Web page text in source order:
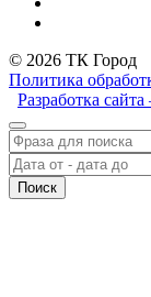
© 2026 ТК Город
Политика
Разработка
Поиск